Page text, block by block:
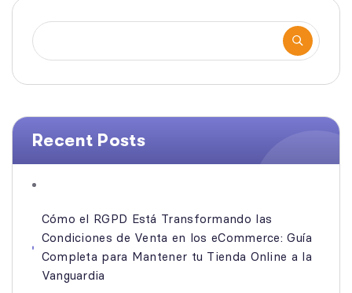
Recent Posts
Cómo el RGPD Está Transformando las
Condiciones de Venta en los eCommerce: Guía
Completa para Mantener tu Tienda Online a la
Vanguardia